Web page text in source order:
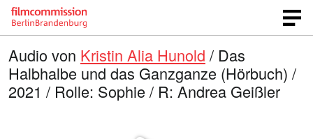
Audio von Kristin Alia Hunold / Das
Halbhalbe und das Ganzganze (Hörbuch) /
2021 / Rolle: Sophie / R: Andrea Geißler